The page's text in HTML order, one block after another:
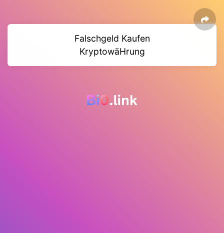
Falschgeld Kaufen
KryptowäHrung